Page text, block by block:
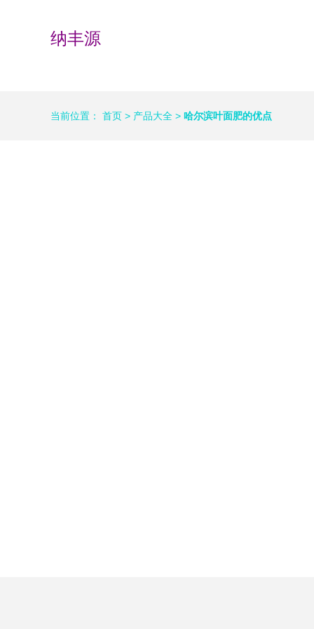
纳丰源
当前位置： 首页 > 产品大全 > 哈尔滨叶面肥的优点